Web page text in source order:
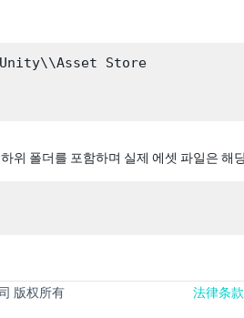
Store
위 폴더를 포함하며 실제 에셋 파일은 해
版权所有 法律条款